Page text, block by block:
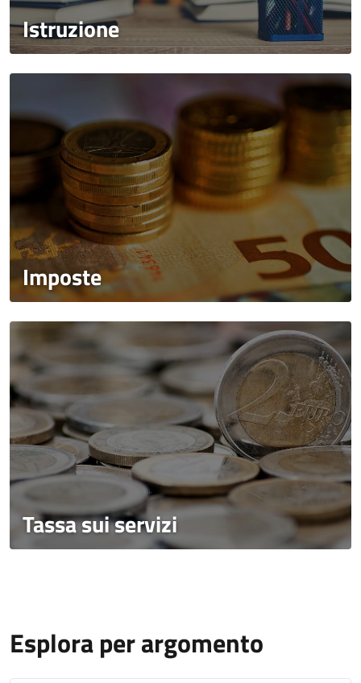
Istruzione
Imposte
Tassa sui servizi
Esplora per argomento